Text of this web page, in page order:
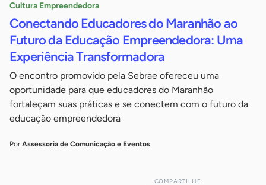
Cultura Empreendedora
Conectando Educadores do Maranhão ao
Futuro da Educação Empreendedora: Uma
Experiência Transformadora
O encontro promovido pela Sebrae ofereceu uma
oportunidade para que educadores do Maranhão
fortaleçam suas práticas e se conectem com o futuro da
educação empreendedora
Por Assessoria de Comunicação e Eventos
COMPARTILHE